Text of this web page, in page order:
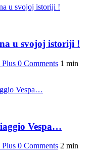
u svojoj istoriji !
0 Comments 1 min
Vespa…
0 Comments 2 min